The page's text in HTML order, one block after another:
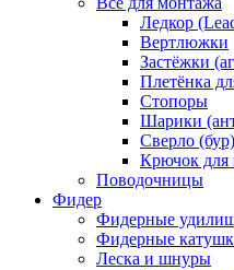
Ледкор
Вертлюжки
Застёжки
Плетёнка
Стопоры
Шарики
Сверло (бур)
Крючок для
Поводочницы
Фидер
Фидерные
Фидерные
Леска и шнуры